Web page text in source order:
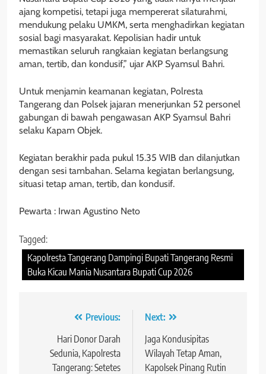
ajang kompetisi, tetapi juga mempererat silaturahmi,
mendukung pelaku UMKM, serta menghadirkan kegiatan
sosial bagi masyarakat. Kepolisian hadir untuk
memastikan seluruh rangkaian kegiatan berlangsung
aman, tertib, dan kondusif,” ujar AKP Syamsul Bahri.
Untuk menjamin keamanan kegiatan, Polresta
Tangerang dan Polsek jajaran menerjunkan 52 personel
gabungan di bawah pengawasan AKP Syamsul Bahri
selaku Kapam Objek.
Kegiatan berakhir pada pukul 15.35 WIB dan dilanjutkan
dengan sesi tambahan. Selama kegiatan berlangsung,
situasi tetap aman, tertib, dan kondusif.
Pewarta : Irwan Agustino Neto
Tagged:
Kapolresta Tangerang Dampingi Bupati Tangerang Resmi
Buka Kicau Mania Nusantara Bupati Cup 2026
Navigasi Previous:
Hari Donor Darah
Sedunia, Kapolresta
Tangerang: Setetes
Next:
Jaga Kondusipitas
Wilayah Tetap Aman,
Kapolsek Pinang Rutin